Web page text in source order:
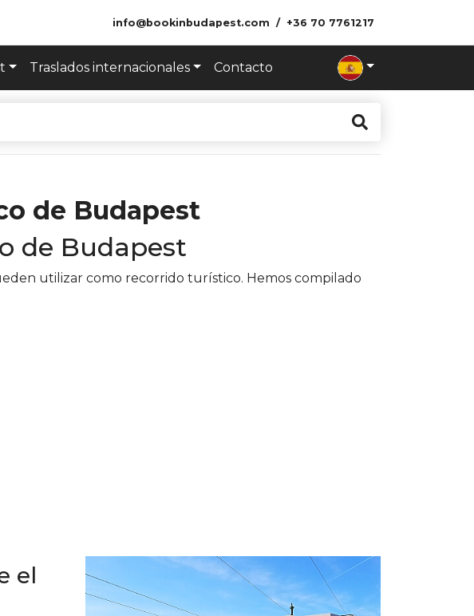
info@bookinbudapest.com +36 70 7761217
Traslados internacionales Contacto
de Budapest
de Budapest
utilizar como recorrido turístico. Hemos compilado
el